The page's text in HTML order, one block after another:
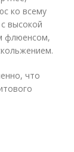
ко всему
высокой
флюенсом,
что